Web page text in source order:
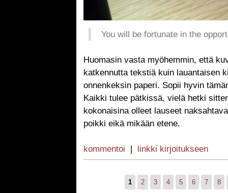
You will be fortunate in the
Huomasin vasta myöhemmin, että
katkennutta tekstiä kuin lauantaisen
onnenkeksin paperi. Sopii hyvin
Kaikki tulee pätkissä, vielä hetki
kokonaisina olleet lauseet
poikki eikä mikään etene.
kommentoi | linkki kirjoitukseen
1 2 3 4 5 6 7 8